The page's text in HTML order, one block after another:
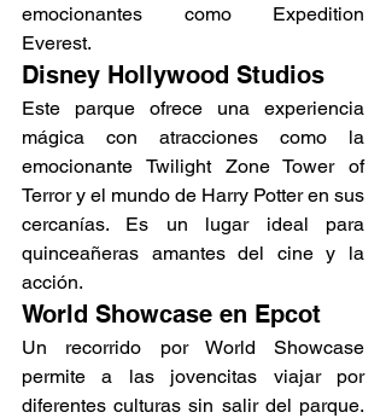
emocionantes como Expedition
Everest.
Disney Hollywood Studios
Este parque ofrece una experiencia
mágica con atracciones como la
emocionante Twilight Zone Tower of
Terror y el mundo de Harry Potter en sus
cercanías. Es un lugar ideal para
quinceañeras amantes del cine y la
acción.
World Showcase en Epcot
Un recorrido por World Showcase
permite a las jovencitas viajar por
diferentes culturas sin salir del parque.